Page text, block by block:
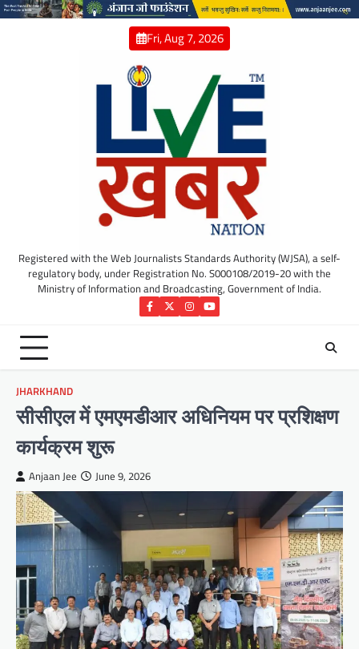
Skip
Fri, Aug 7, 2026
Registered with the Web Journalists Standards Authority (WJSA), a self-
regulatory body, under Registration No. S000108/2019-20 with the
Ministry of Information and Broadcasting, Government of India.
Facebook
TwitterInstagram
YouTube
JHARKHAND
सीसीएल में एमएमडीआर अधिनियम पर प्रशिक्षण
कार्यक्रम शुरू
Anjaan Jee June 9, 2026